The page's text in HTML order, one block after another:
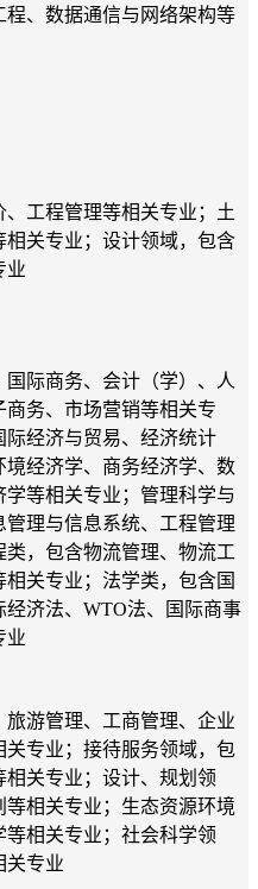
程、 数据通信与网络架构等
、工程管理等相关专业 ； 土
相关专业 ； 设计领域， 包含
业
国际商务、会计（学）、人
务、市场营销等相关专
际经济与贸易、经济统计
经济学、商务经济学、数
学等相关专业 ； 管理科学与
管理与信息系统、工程管理
类， 包含物流管理、物流工
相关专业 ；法学类，包含国
济法、 WTO法、国际商事
业
旅游管理、 工商管理、 企业
关专业 ；接待服务领域， 包
相关专业 ；设计、规划领
等相关专业 ；生态资源环境
等相关专业 ；社会科学领
关专业